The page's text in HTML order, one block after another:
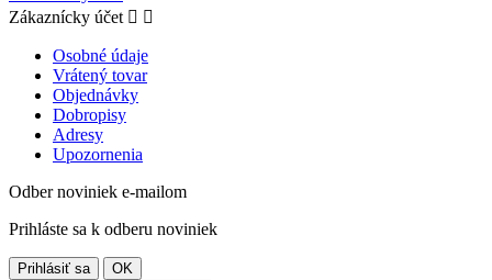
Zákaznícky účet  
Osobné údaje
Vrátený tovar
Objednávky
Dobropisy
Adresy
Upozornenia
Odber noviniek e-mailom
Prihláste sa k odberu noviniek